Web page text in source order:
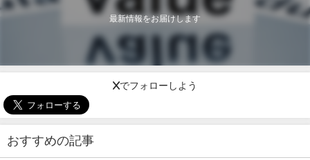
最新情報をお届けします
Xでフォローしよう
おすすめの記事